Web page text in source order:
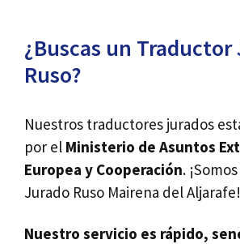
¿Buscas un Traductor
Ruso?
Nuestros traductores jurados
por el Ministerio de Asuntos
Europea y Cooperación.
Jurado Ruso Mairena del Aljarafe!
Nuestro servicio es rápido,